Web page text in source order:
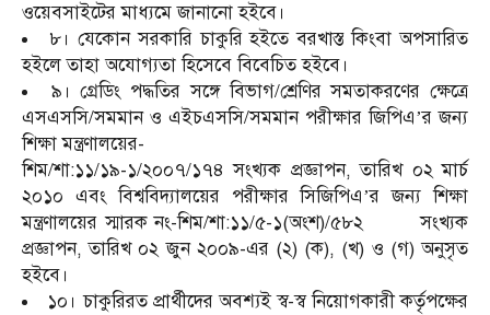
ওয়েবসাইটের মাধ্যমে জানানো হইবে।
৮। যেকোন সরকারি চাকুরি হইতে বরখাস্ত কিংবা অপসারিত
হইলে তাহা অযোগ্যতা হিসেবে বিবেচিত হইবে।
৯। গ্রেডিং পদ্ধতির সঙ্গে বিভাগ/শ্রেণির সমতাকরণের ক্ষেত্রে
এসএসসি/সমমান ও এইচএসসি/সমমান পরীক্ষার জিপিএ’র জন্য
শিক্ষা মন্ত্রণালয়ের-
শিম/শা:১১/১৯-১/২০০৭/১৭৪ সংখ্যক প্রজ্ঞাপন, তারিখ ০২ মার্চ
২০১০ এবং বিশ্ববিদ্যালয়ের পরীক্ষার সিজিপিএ’র জন্য শিক্ষা
মন্ত্রণালয়ের স্মারক নং-শিম/শা:১১/৫-১(অংশ)/৫৮২ সংখ্যক
প্রজ্ঞাপন, তারিখ ০২ জুন ২০০৯-এর (২) (ক), (খ) ও (গ) অনুসৃত
হইবে।
১০। চাকুরিরত প্রার্থীদের অবশ্যই স্ব-স্ব নিয়োগকারী কর্তৃপক্ষের